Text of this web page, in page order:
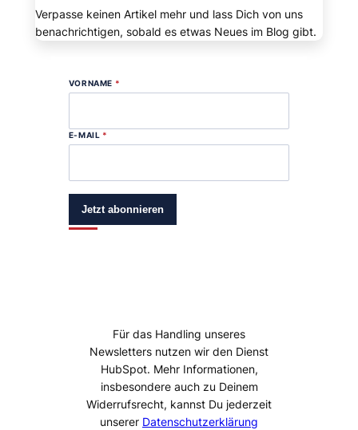
Verpasse keinen Artikel mehr und lass Dich von uns
benachrichtigen, sobald es etwas Neues im Blog gibt.
VORNAME *
E-MAIL *
Jetzt abonnieren
Für das Handling unseres
Newsletters nutzen wir den Dienst
HubSpot. Mehr Informationen,
insbesondere auch zu Deinem
Widerrufsrecht, kannst Du jederzeit
unserer Datenschutzerklärung